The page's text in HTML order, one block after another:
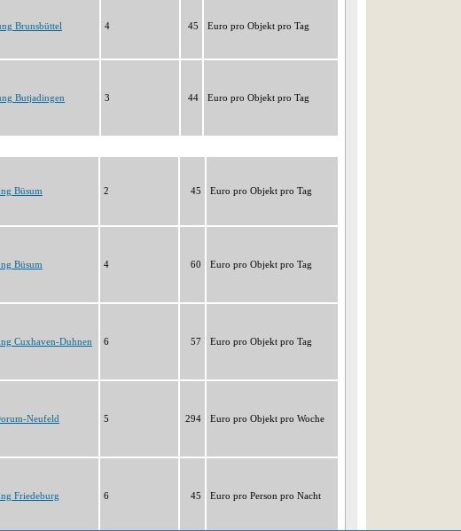
Brunsbüttel 4 45 Euro pro Objekt pro Tag
Butjadingen 3 44 Euro pro Objekt pro Tag
Büsum 2 45 Euro pro Objekt pro Tag
Büsum 4 60 Euro pro Objekt pro Tag
Cuxhaven-Duhnen 6 57 Euro pro Objekt pro Tag
Neufeld 5 294 Euro pro Objekt pro Woche
Friedeburg 6 45 Euro pro Person pro Nacht